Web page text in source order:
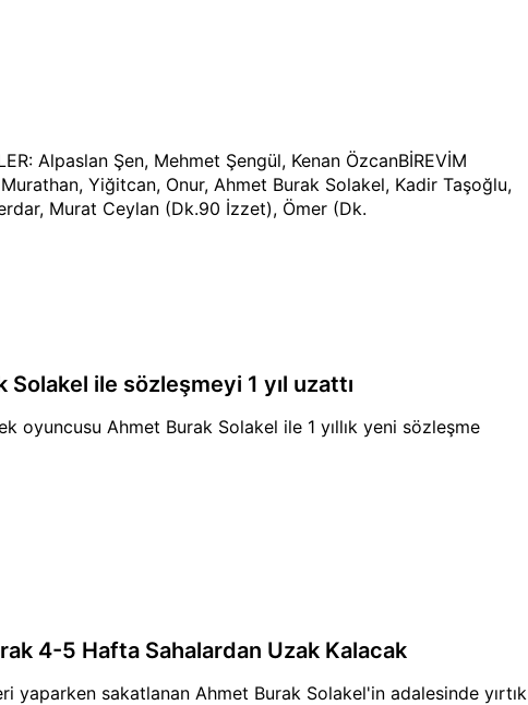
Alpaslan Şen, Mehmet Şengül, Kenan ÖzcanBİREVİM
Yiğitcan, Onur, Ahmet Burak Solakel, Kadir Taşoğlu,
Murat Ceylan (Dk.90 İzzet), Ömer (Dk.
Solakel ile sözleşmeyi 1 yıl uzattı
oyuncusu Ahmet Burak Solakel ile 1 yıllık yeni sözleşme
4-5 Hafta Sahalardan Uzak Kalacak
yaparken sakatlanan Ahmet Burak Solakel'in adalesinde yırtık